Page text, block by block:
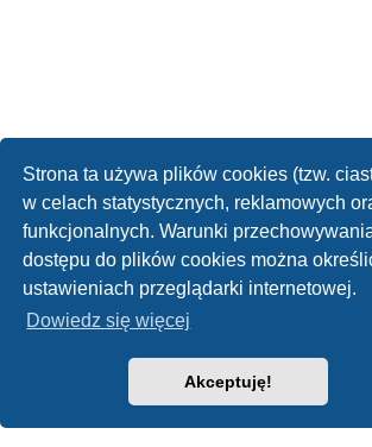
Strona ta używa plików cookies (tzw.
w celach statystycznych, reklamowych
funkcjonalnych. Warunki
dostępu do plików cookies można
ustawieniach przeglądarki internetowej.
Dowiedz się więcej
Akceptuję!